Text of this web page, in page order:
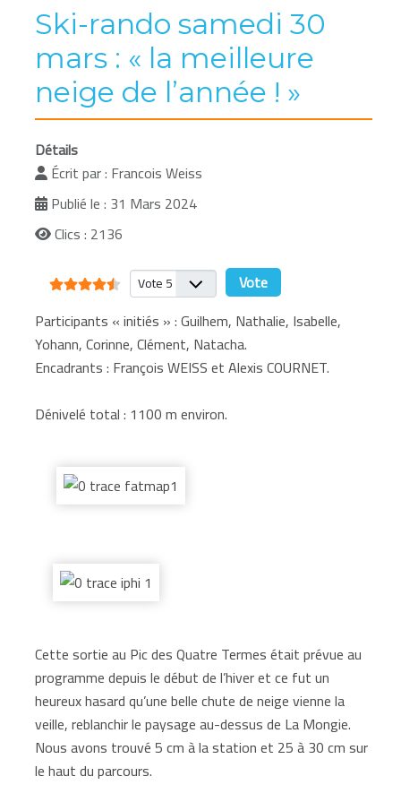
Ski-rando samedi 30
mars : « la meilleure
neige de l’année ! »
Détails
Écrit par : Francois Weiss
Publié le : 31 Mars 2024
Clics : 2136
Vote utilisateur:4.5/5
Veuillez voter
Participants « initiés » : Guilhem, Nathalie, Isabelle,
Yohann, Corinne, Clément, Natacha.
Encadrants : François WEISS et Alexis COURNET.
Dénivelé total : 1100 m environ.
Cette sortie au Pic des Quatre Termes était prévue au
programme depuis le début de l’hiver et ce fut un
heureux hasard qu’une belle chute de neige vienne la
veille, reblanchir le paysage au-dessus de La Mongie.
Nous avons trouvé 5 cm à la station et 25 à 30 cm sur
le haut du parcours.